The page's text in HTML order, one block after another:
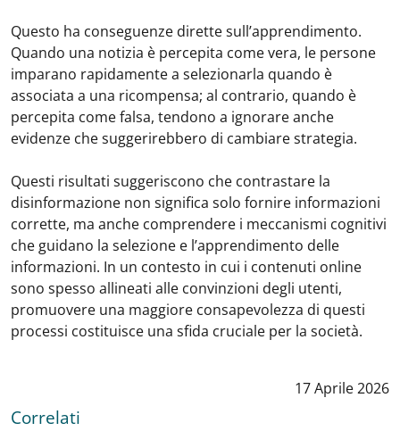
Questo ha conseguenze dirette sull’apprendimento.
Quando una notizia è percepita come vera, le persone
imparano rapidamente a selezionarla quando è
associata a una ricompensa; al contrario, quando è
percepita come falsa, tendono a ignorare anche
evidenze che suggerirebbero di cambiare strategia.
Questi risultati suggeriscono che contrastare la
disinformazione non significa solo fornire informazioni
corrette, ma anche comprendere i meccanismi cognitivi
che guidano la selezione e l’apprendimento delle
informazioni. In un contesto in cui i contenuti online
sono spesso allineati alle convinzioni degli utenti,
promuovere una maggiore consapevolezza di questi
processi costituisce una sfida cruciale per la società.
Data notizia:
17 Aprile 2026
Correlati